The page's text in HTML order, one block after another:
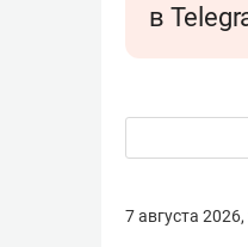
в
7 августа